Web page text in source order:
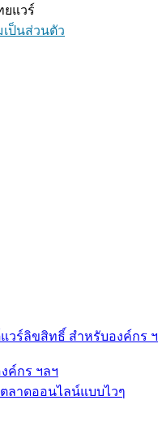
ยแวร์
ป็นส่วนตัว
ค์กร ฯลฯ